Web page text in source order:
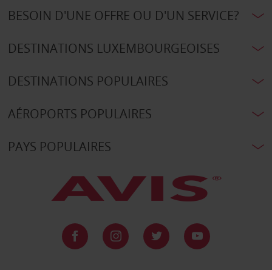
BESOIN D'UNE OFFRE OU D'UN SERVICE?
DESTINATIONS LUXEMBOURGEOISES
DESTINATIONS POPULAIRES
AÉROPORTS POPULAIRES
PAYS POPULAIRES